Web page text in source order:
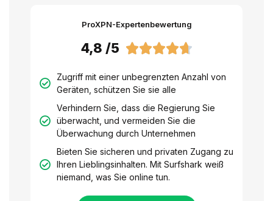
ProXPN-Expertenbewertung
4,8 /5 
Zugriff mit einer unbegrenzten Anzahl von
Geräten, schützen Sie sie alle
Verhindern Sie, dass die Regierung Sie
überwacht, und vermeiden Sie die
Überwachung durch Unternehmen
Bieten Sie sicheren und privaten Zugang zu
Ihren Lieblingsinhalten. Mit Surfshark weiß
niemand, was Sie online tun.